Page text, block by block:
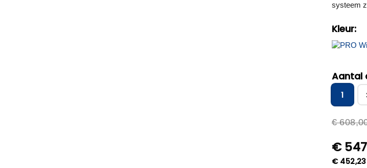
systeem
Kleur:
Aantal
1
€
€
€452,23